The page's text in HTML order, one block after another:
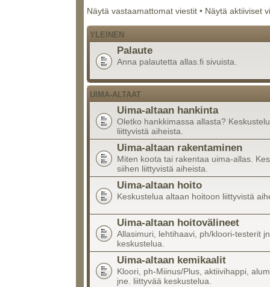
Näytä vastaamattomat viestit • Näytä aktiiviset
YLEINEN
Palaute
Anna palautetta allas.fi sivuista.
UIMA-ALTAAT
Uima-altaan hankinta
Oletko hankkimassa allasta?
liittyvistä aiheista.
Uima-altaan rakentaminen
Miten koota tai rakentaa uima-allas.
siihen liittyvistä aiheista.
Uima-altaan hoito
Keskustelua altaan hoitoon liittyvistä
Uima-altaan hoitovälineet
Allasimuri, lehtihaavi, ph/kloori-testerit
keskustelua.
Uima-altaan kemikaalit
Kloori, ph-Miinus/Plus, aktiivihappi,
jne. liittyvää keskustelua.